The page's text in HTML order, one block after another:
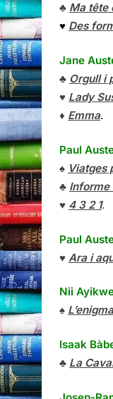
♣ Ma tête
♥ Des
Jane
♣ Orgull i
♥ Lady
♦ Emma.
Paul
♠ Viatges
♣ Informe
♥ 4 3 2 1.
Paul
♥ Ara i
Nii
♠
Isaak
♣ La